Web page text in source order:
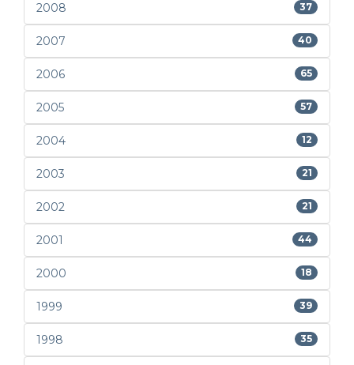
2008 37
2007 40
2006 65
2005 57
2004 12
2003 21
2002 21
2001 44
2000 18
1999 39
1998 35